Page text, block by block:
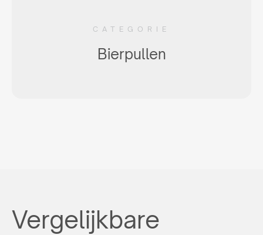
CATEGORIE
Bierpullen
Vergelijkbare